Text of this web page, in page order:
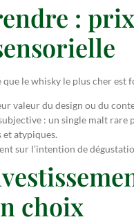
:
que le whisky le plus cher
valeur du design ou du
: un single malt
et atypiques.
sur l’intention de
choix